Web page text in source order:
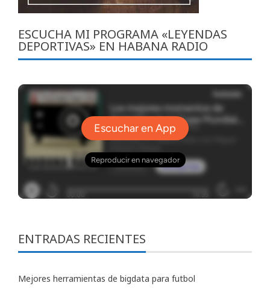
ESCUCHA MI PROGRAMA «LEYENDAS
DEPORTIVAS» EN HABANA RADIO
ENTRADAS RECIENTES
Mejores herramientas de bigdata para futbol